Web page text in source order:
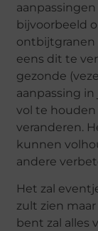
bijvoorbeeld
ontbijtgranen
eens dit te
gezonde
aanpassing
vol te
veranderen.
kunnen
andere
Het zal
zult zien
bent zal alles